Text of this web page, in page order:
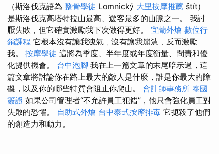
（斯洛伐克語為 整骨學徒 Lomnický 大里按摩推薦 štít）
是斯洛伐克高塔特拉山最高、遊客最多的山脈之一。 我討
厭失敗，但它確實激勵我下次做得更好。 宜蘭外燴 數位行
銷課程 它根本沒有讓我洩氣，沒有讓我崩潰，反而激勵
我。 按摩學徒 這將為季度、半年度或年度衡量、問責和優
化提供機會。 台中泡腳 我在上一篇文章的末尾暗示過，這
篇文章將討論你在路上最大的敵人是什麼，誰是你最大的障
礙，以及你的哪些特質會阻止你爬山。 會計師事務所 泰國
簽證 如果公司管理者“不允許員工犯錯”，他只會強化員工對
失敗的恐懼。 自助式外燴 台中泰式按摩排毒 它扼殺了他們
的創造力和動力。